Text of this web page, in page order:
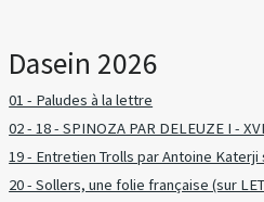
Dasein 2026
01 - Paludes à la lettre
02 - 18 - SPINOZA PAR DELEUZE I -
19 - Entretien Trolls par Antoine Katerji
20 - Sollers, une folie française (sur